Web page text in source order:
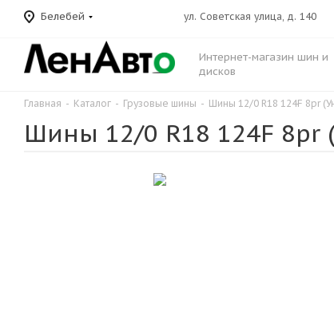
Белебей ул. Советская улица, д. 140
Интернет-магазин шин и
дисков
Главная - Каталог - Грузовые шины - Шины 12/0 R18 124F 8pr
Шины 12/0 R18 124F 8pr